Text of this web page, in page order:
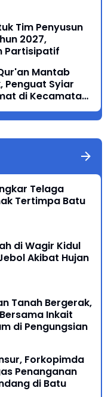
Tim Penyusun
2027,
Partisipatif
Mantab
Penguat Syiar
di Kecamatan
Telaga
Tertimpa Batu
di Wagir Kidul
Akibat Hujan
Tanah Bergerak,
Inkait
di Pengungsian
Forkopimda
Penanganan
di Batu